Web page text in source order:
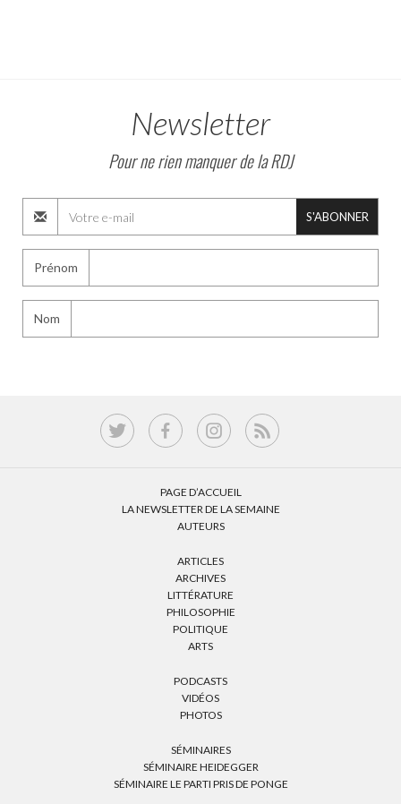
Newsletter
Pour ne rien manquer de la RDJ
S'ABONNER
Prénom
Nom
PAGE D’ACCUEIL
LA NEWSLETTER DE LA SEMAINE
AUTEURS
ARTICLES
ARCHIVES
LITTÉRATURE
PHILOSOPHIE
POLITIQUE
ARTS
PODCASTS
VIDÉOS
PHOTOS
SÉMINAIRES
SÉMINAIRE HEIDEGGER
SÉMINAIRE LE PARTI PRIS DE PONGE